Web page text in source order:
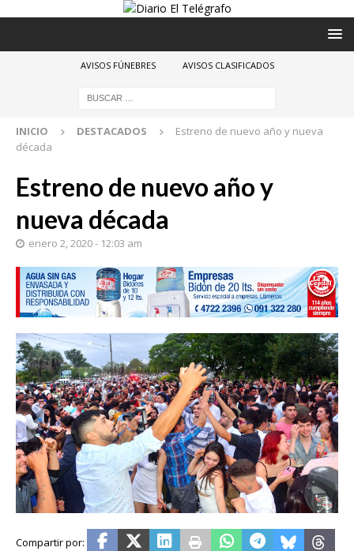
AVISOS FÚNEBRES AVISOS CLASIFICADOS
INICIO DESTACADOS
Estreno de nuevo año y nueva
década
Estreno de nuevo año y
nueva década
enero 2, 2020 - 12:03 am